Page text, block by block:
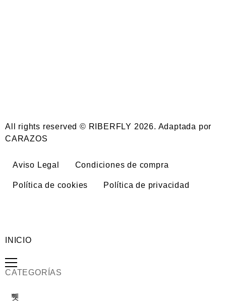
All rights reserved © RIBERFLY 2026. Adaptada por
CARAZOS
Aviso Legal Condiciones de compra
Política de cookies Política de privacidad
INICIO
CATEGORÍAS